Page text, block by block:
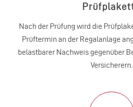
Nach der Prüfung wird die
Prüftermin an der Regalanlage
belastbarer Nachweis gegenüber
Versicherern.